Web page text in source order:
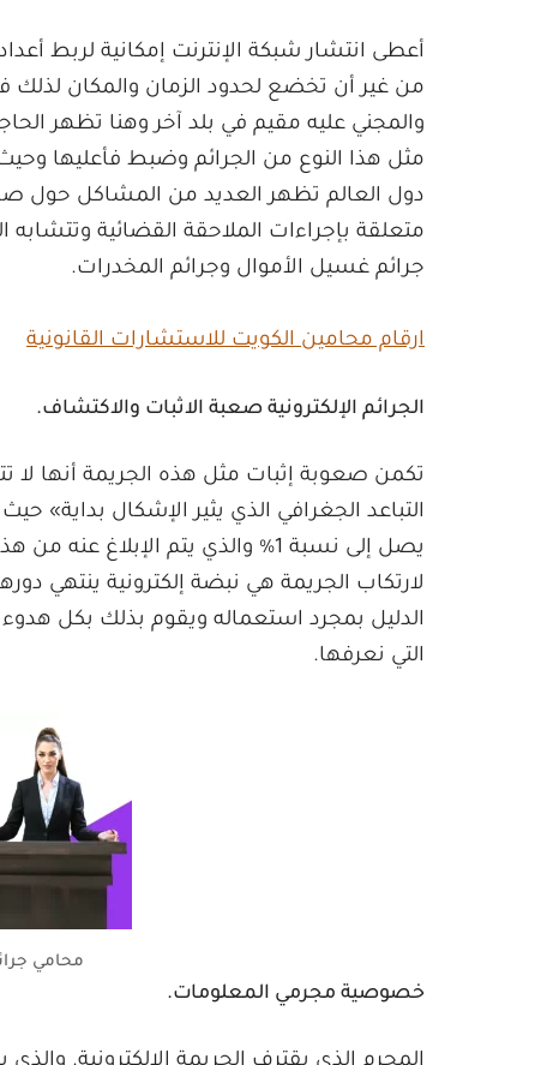
أعطى انتشار شبكة الإنترنت إمكانية لربط
من غير أن تخضع لحدود الزمان والمكان
والمجني عليه مقيم في بلد آخر وهنا تظهر
مثل هذا النوع من الجرائم وضبط فأعليها
دول العالم تظهر العديد من المشاكل حول
متعلقة بإجراءات الملاحقة القضائية
جرائم غسيل الأموال وجرائم المخدرات.
ارقام محامين الكويت للاستشارات القانونية
الجرائم الإلكترونية صعبة الاثبات والاكتشاف.
تكمن صعوبة إثبات مثل هذه الجريمة أنها لا
التباعد الجغرافي الذي يثير الإشكال بداية»
لارتكاب الجريمة هي نبضة إلكترونية ينتهي
الدليل بمجرد استعماله ويقوم بذلك بكل
التي نعرفها.
محامي جرائم
خصوصية مجرمي المعلومات.